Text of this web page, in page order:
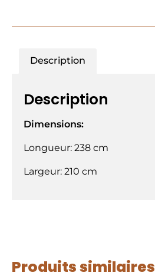
Description
Description
Dimensions:
Longueur: 238 cm
Largeur: 210 cm
Produits similaires